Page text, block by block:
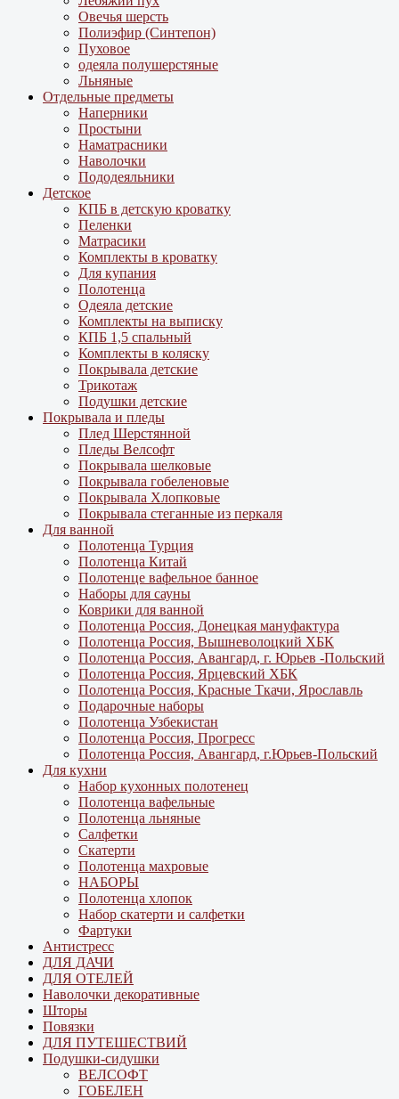
Овечья шерсть
Полиэфир (Синтепон)
Пуховое
одеяла полушерстяные
Льняные
Отдельные предметы
Наперники
Простыни
Наматрасники
Наволочки
Пододеяльники
Детское
КПБ в детскую кроватку
Пеленки
Матрасики
Комплекты в кроватку
Для купания
Полотенца
Одеяла детские
Комплекты на выписку
КПБ 1,5 спальный
Комплекты в коляску
Покрывала детские
Трикотаж
Подушки детские
Покрывала и пледы
Плед Шерстянной
Пледы Велсофт
Покрывала шелковые
Покрывала гобеленовые
Покрывала Хлопковые
Покрывала стеганные из перкаля
Для ванной
Полотенца Турция
Полотенца Китай
Полотенце вафельное банное
Наборы для сауны
Коврики для ванной
Полотенца Россия, Донецкая мануфактура
Полотенца Россия, Вышневолоцкий ХБК
Полотенца Россия, Авангард, г. Юрьев -Польский
Полотенца Россия, Ярцевский ХБК
Полотенца Россия, Красные Ткачи, Ярославль
Подарочные наборы
Полотенца Узбекистан
Полотенца Россия, Прогресс
Полотенца Россия, Авангард, г.Юрьев-Польский
Для кухни
Набор кухонных полотенец
Полотенца вафельные
Полотенца льняные
Салфетки
Скатерти
Полотенца махровые
НАБОРЫ
Полотенца хлопок
Набор скатерти и салфетки
Фартуки
Антистресс
ДЛЯ ДАЧИ
ДЛЯ ОТЕЛЕЙ
Наволочки декоративные
Шторы
Повязки
ДЛЯ ПУТЕШЕСТВИЙ
Подушки-сидушки
ВЕЛСОФТ
ГОБЕЛЕН